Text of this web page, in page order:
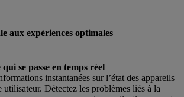
aux expériences optimales
se passe en temps réel
instantanées sur l’état des appareils
utilisateur. Détectez les problèmes liés à la